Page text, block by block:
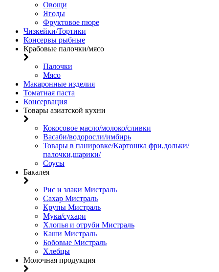
Овощи
Ягоды
Фруктовое пюре
Чизкейки/Тортики
Консервы рыбные
Крабовые палочки/мясо
Палочки
Мясо
Макаронные изделия
Томатная паста
Консервация
Товары азиатской кухни
Кокосовое масло/молоко/сливки
Васаби/водоросли/имбирь
Товары в панировке/Картошка фри,дольки/
палочки,шарики/
Соусы
Бакалея
Рис и злаки Мистраль
Сахар Мистраль
Крупы Мистраль
Мука/сухари
Хлопья и отруби Мистраль
Каши Мистраль
Бобовые Мистраль
Хлебцы
Молочная продукция